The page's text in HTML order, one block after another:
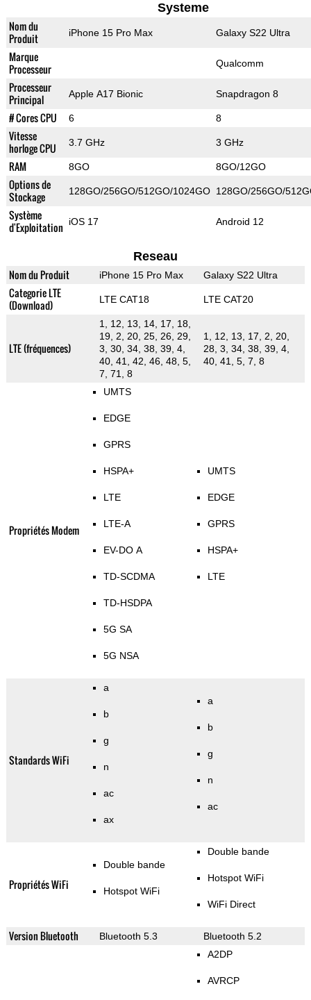
Systeme
Nom du
Produit
iPhone 15 Pro Max Galaxy S22 Ultra
Marque
Processeur
Qualcomm
Processeur
Principal
Apple A17 Bionic Snapdragon 8
# Cores CPU 6 8
Vitesse
horloge CPU
3.7 GHz 3 GHz
RAM 8GO 8GO/12GO
Options de
Stockage
128GO/256GO/512GO/1024GO 128GO/256GO/
Système
d'Exploitation
iOS 17 Android 12
Reseau
Nom du Produit iPhone 15 Pro Max Galaxy S22 Ultra
Categorie LTE
(Download)
LTE CAT18 LTE CAT20
LTE (fréquences)
1, 12, 13, 14, 17, 18,
19, 2, 20, 25, 26, 29,
3, 30, 34, 38, 39, 4,
40, 41, 42, 46, 48, 5,
7, 71, 8
1, 12, 13, 17, 2, 20,
28, 3, 34, 38, 39, 4,
40, 41, 5, 7, 8
Propriétés Modem
UMTS
EDGE
GPRS
HSPA+
LTE
LTE-A
EV-DO A
TD-SCDMA
TD-HSDPA
5G SA
5G NSA
UMTS
EDGE
GPRS
HSPA+
LTE
Standards WiFi
a
b
g
n
ac
ax
a
b
g
n
ac
Propriétés WiFi
Double bande
Hotspot WiFi
Double bande
Hotspot WiFi
WiFi Direct
Version Bluetooth Bluetooth 5.3 Bluetooth 5.2
A2DP
AVRCP